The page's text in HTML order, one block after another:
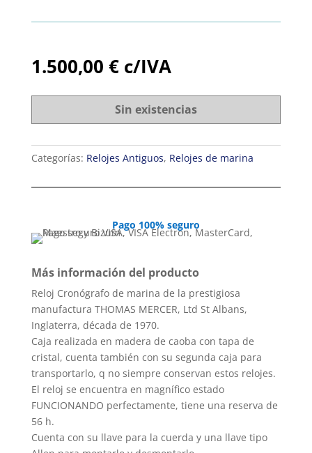
1.500,00 € c/IVA
Sin existencias
Categorías: Relojes Antiguos, Relojes de marina
Pago 100% seguro
Más información del producto
Reloj Cronógrafo de marina de la prestigiosa
manufactura THOMAS MERCER, Ltd St Albans,
Inglaterra, década de 1970.
Caja realizada en madera de caoba con tapa de
cristal, cuenta también con su segunda caja para
transportarlo, q no siempre conservan estos relojes.
El reloj se encuentra en magnífico estado
FUNCIONANDO perfectamente, tiene una reserva de
56 h.
Cuenta con su llave para la cuerda y una llave tipo